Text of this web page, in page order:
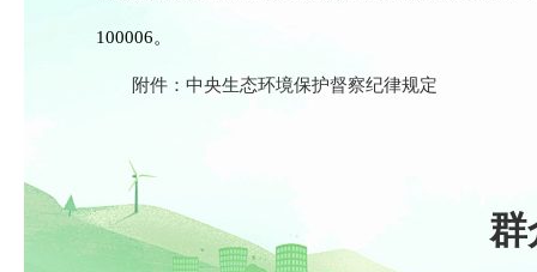
100006。
附件：中央生态环境保护督察纪律规定
群